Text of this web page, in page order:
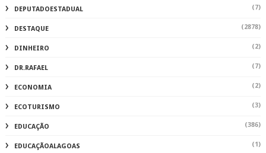
DEPUTADOESTADUAL (7)
DESTAQUE (2878)
DINHEIRO (2)
DR.RAFAEL (7)
ECONOMIA (2)
ECOTURISMO (3)
EDUCAÇÃO (386)
EDUCAÇÃOALAGOAS (1)